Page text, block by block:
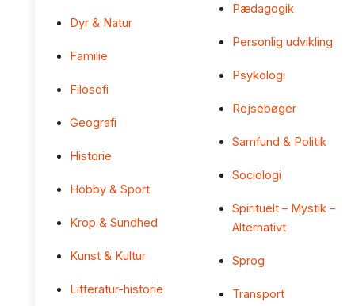
Dyr & Natur
Familie
Filosofi
Geografi
Historie
Hobby & Sport
Krop & Sundhed
Kunst & Kultur
Litteratur-historie
Pædagogik
Personlig udvikling
Psykologi
Rejsebøger
Samfund & Politik
Sociologi
Spirituelt – Mystik –
Alternativt
Sprog
Transport